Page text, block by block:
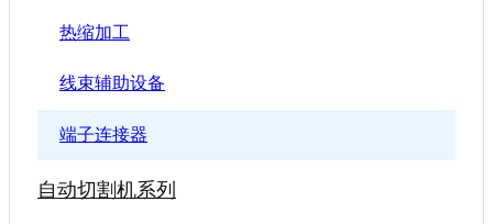
热缩加工
线束辅助设备
端子连接器
自动切割机系列